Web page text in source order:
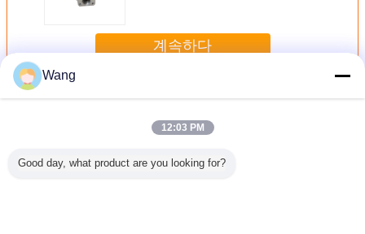
계속하다
더 많은 것
Wang
12:03 PM
Good day, what product are you looking for?